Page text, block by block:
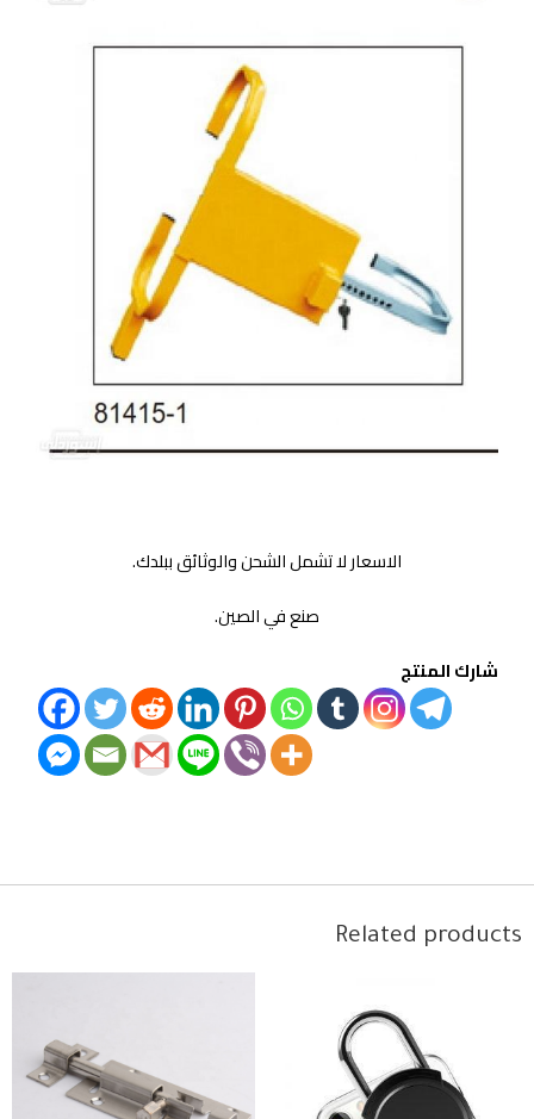
الاسعار لا تشمل الشحن والوثائق ببلدك.
صنع في الصين.
شارك المنتج
Related products